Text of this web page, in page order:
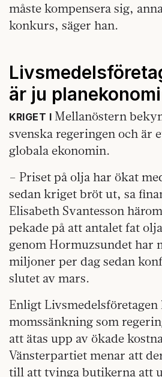
måste kompensera sig,
konkurs, säger han.
är ju
KRIGET I Mellanöstern
svenska regeringen och är
globala ekonomin.
– Priset på olja har ökat
sedan kriget bröt ut, sa
Elisabeth Svantesson
pekade på att antalet fat
genom Hormuzsundet har
miljoner per dag sedan
slutet av mars.
Enligt
momssänkning som
att ätas upp av ökade
Vänsterpartiet menar att
till att tvinga butikerna att